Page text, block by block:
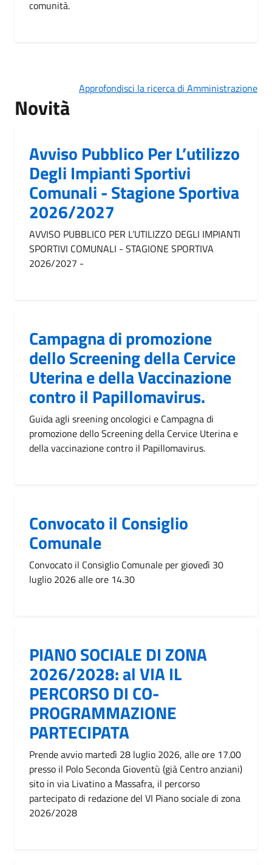
comunità.
Approfondisci la ricerca di Amministrazione
Novità
Avviso Pubblico Per L’utilizzo
Degli Impianti Sportivi
Comunali - Stagione Sportiva
2026/2027
AVVISO PUBBLICO PER L’UTILIZZO DEGLI IMPIANTI
SPORTIVI COMUNALI - STAGIONE SPORTIVA
2026/2027 -
Campagna di promozione
dello Screening della Cervice
Uterina e della Vaccinazione
contro il Papillomavirus.
Guida agli sreening oncologici e Campagna di
promozione dello Screening della Cervice Uterina e
della vaccinazione contro il Papillomavirus.
Convocato il Consiglio
Comunale
Convocato il Consiglio Comunale per giovedì 30
luglio 2026 alle ore 14.30
PIANO SOCIALE DI ZONA
2026/2028: al VIA IL
PERCORSO DI CO-
PROGRAMMAZIONE
PARTECIPATA
Prende avvio martedì 28 luglio 2026, alle ore 17.00
presso il Polo Seconda Gioventù (già Centro anziani)
sito in via Livatino a Massafra, il percorso
partecipato di redazione del VI Piano sociale di zona
2026/2028